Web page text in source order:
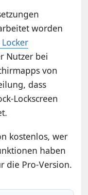
worden
Locker
Nutzer bei
von
dass
Lockscreen
kostenlos, wer
haben
die Pro-Version.